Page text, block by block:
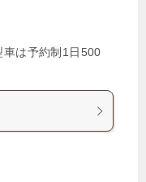
は予約制1日500